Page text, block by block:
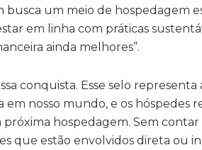
busca um meio de hospedagem
em linha com práticas
ainda melhores”.
conquista. Esse selo
nosso mundo, e os hóspedes
hospedagem. Sem
que estão envolvidos direta ou